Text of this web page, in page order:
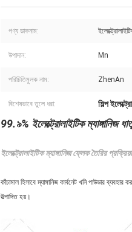
পণ্য ডাকনাম:
উপাদান: Mn
পরিচিতিমুলক নাম: ZhenAn
বিশেষভাবে তুলে ধরা: শিল্প
99.৯% ইলেক্ট্রোলাইটিক ম্যাঙ্গানিজ
ইলেক্ট্রোলাইটিক ম্যাঙ্গানিজ ফ্লেক তৈরির প্রক্রিয়া
কাঁচামাল হিসাবে ম্যাঙ্গানিজ কার্বনেট খনি পাউডার
উত্পাদিত হয়।